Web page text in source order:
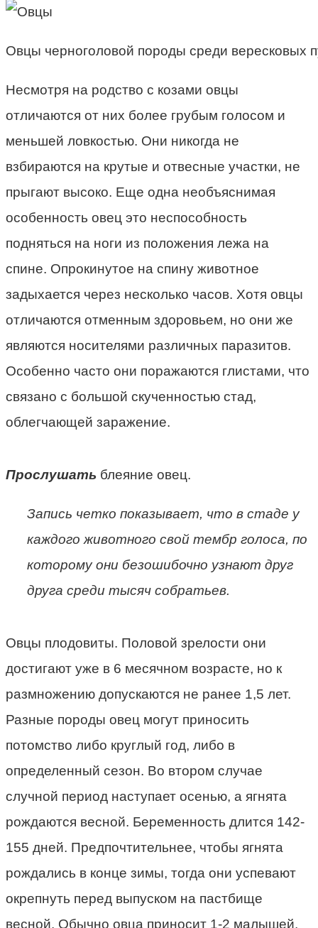
Овцы черноголовой породы среди вересковых
Несмотря на родство с козами овцы
отличаются от них более грубым голосом и
меньшей ловкостью. Они никогда не
взбираются на крутые и отвесные участки, не
прыгают высоко. Еще одна необъяснимая
особенность овец это неспособность
подняться на ноги из положения лежа на
спине. Опрокинутое на спину животное
задыхается через несколько часов. Хотя овцы
отличаются отменным здоровьем, но они же
являются носителями различных паразитов.
Особенно часто они поражаются глистами, что
связано с большой скученностью стад,
облегчающей заражение.
Прослушать блеяние овец.
Запись четко показывает, что в стаде у
каждого животного свой тембр голоса, по
которому они безошибочно узнают друг
друга среди тысяч собратьев.
Овцы плодовиты. Половой зрелости они
достигают уже в 6 месячном возрасте, но к
размножению допускаются не ранее 1,5 лет.
Разные породы овец могут приносить
потомство либо круглый год, либо в
определенный сезон. Во втором случае
случной период наступает осенью, а ягнята
рождаются весной. Беременность длится 142-
155 дней. Предпочтительнее, чтобы ягнята
рождались в конце зимы, тогда они успевают
окрепнуть перед выпуском на пастбище
весной. Обычно овца приносит 1-2 малышей,